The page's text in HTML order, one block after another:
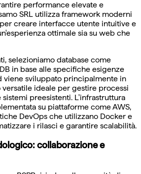
performance elevate e
SRL utilizza framework moderni
creare interfacce utente intuitive e
ottimale sia su web che
selezioniamo database come
in base alle specifiche esigenze
viene sviluppato principalmente in
versatile ideale per gestire processi
preesistenti. L'infrastruttura
su piattaforme come AWS,
DevOps che utilizzano Docker e
i rilasci e garantire scalabilità.
collaborazione e